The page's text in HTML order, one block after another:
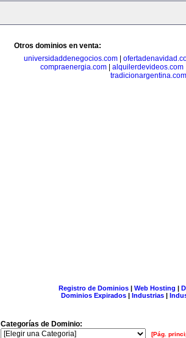
Otros dominios en venta:
universidaddenegocios.com
compraenergia.com
alquilerdevideos.com
tradicionargentina.com
Registro de Dominios| Web Hosting |
Dominios Expirados | Industrias |
Categorías de Dominio:
[Pág.